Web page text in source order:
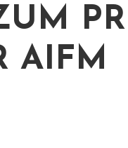
AIFM